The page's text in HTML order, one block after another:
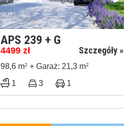
APS 239 + G
4499 zł Szczegóły »
98,6 m2 + Garaż: 21,3 m2
1 3 1